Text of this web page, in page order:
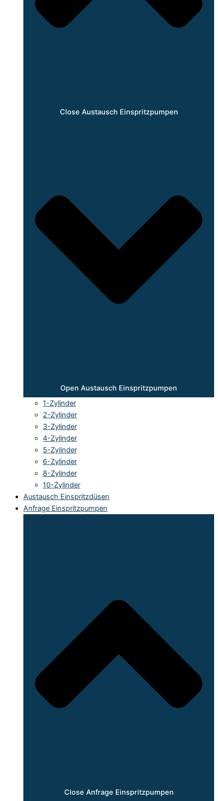
Close Austausch Einspritzpumpen
Open Austausch Einspritzpumpen
1-Zylinder
2-Zylinder
3-Zylinder
4-Zylinder
5-Zylinder
6-Zylinder
8-Zylinder
10-Zylinder
Austausch Einspritzdüsen
Anfrage Einspritzpumpen
Close Anfrage Einspritzpumpen